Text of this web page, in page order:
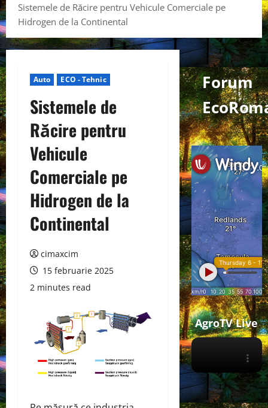
Sistemele de Răcire pentru Vehicule Comerciale pe
Hidrogen de la Continental
Auto ECO - Tehnic
Sistemele de
Răcire pentru
Vehicule
Comerciale pe
Hidrogen de la
Continental
cimaxcim
15 februarie 2025
2 minutes read
Forum
AgroTV Live